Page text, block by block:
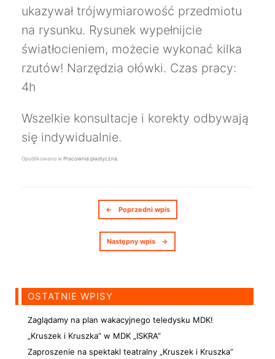
ukazywał trójwymiarowość przedmiotu
na rysunku. Rysunek wypełnijcie
światłocieniem, możecie wykonać kilka
rzutów! Narzędzia ołówki. Czas pracy:
4h
Wszelkie konsultacje i korekty odbywają
się indywidualnie.
Opublikowano w Pracownia plastyczna
Nawigacja postów
← Poprzedni wpis
Następny wpis →
OSTATNIE WPISY
Zaglądamy na plan wakacyjnego teledysku MDK!
„Kruszek i Kruszka” w MDK „ISKRA”
Zaproszenie na spektakl teatralny „Kruszek i Kruszka”